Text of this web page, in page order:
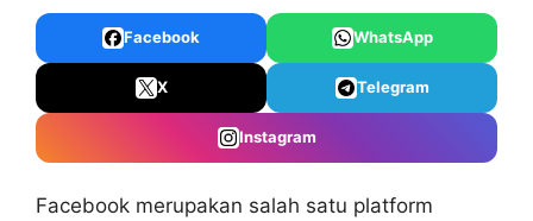
Facebook WhatsApp
X Telegram
Instagram
Facebook merupakan salah satu platform